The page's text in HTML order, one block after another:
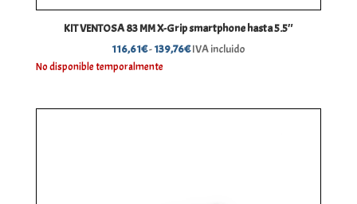
KIT VENTOSA 83 MM X-Grip smartphone hasta 5.5″
116,61€-139,76€Rango
IVA incluido
No disponible temporalmente